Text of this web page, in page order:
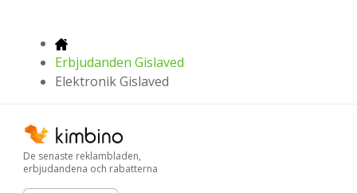
Erbjudanden Gislaved
Elektronik Gislaved
De senaste reklambladen,
erbjudandena och rabatterna